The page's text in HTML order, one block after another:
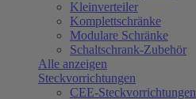
Kleinverteiler
Komplettschränke
Modulare Schränke
Schaltschrank-Zubehör
Alle anzeigen
Steckvorrichtungen
CEE-Steckvorrichtungen